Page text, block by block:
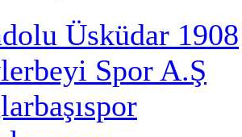
Üsküdar 1908
Spor A.Ş